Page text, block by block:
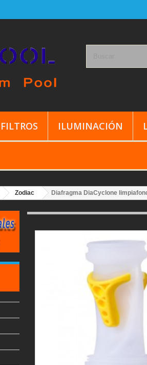
FILTROS ILUMINACIÓN
Zodiac Diafragma DiaCyclone